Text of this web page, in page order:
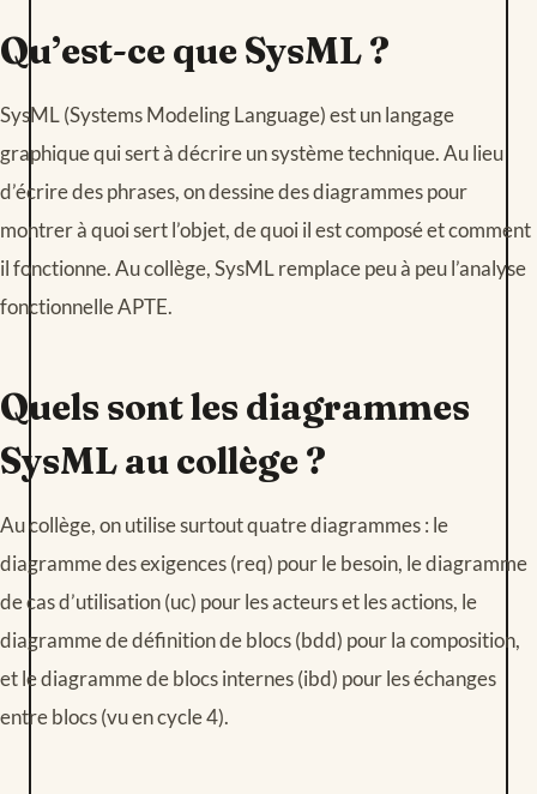
Qu’est-ce que SysML ?
SysML (Systems Modeling Language) est un langage
graphique qui sert à décrire un système technique. Au lieu
d’écrire des phrases, on dessine des diagrammes pour
montrer à quoi sert l’objet, de quoi il est composé et comment
il fonctionne. Au collège, SysML remplace peu à peu l’analyse
fonctionnelle APTE.
Quels sont les diagrammes
SysML au collège ?
Au collège, on utilise surtout quatre diagrammes : le
diagramme des exigences (req) pour le besoin, le diagramme
de cas d’utilisation (uc) pour les acteurs et les actions, le
diagramme de définition de blocs (bdd) pour la composition,
et le diagramme de blocs internes (ibd) pour les échanges
entre blocs (vu en cycle 4).